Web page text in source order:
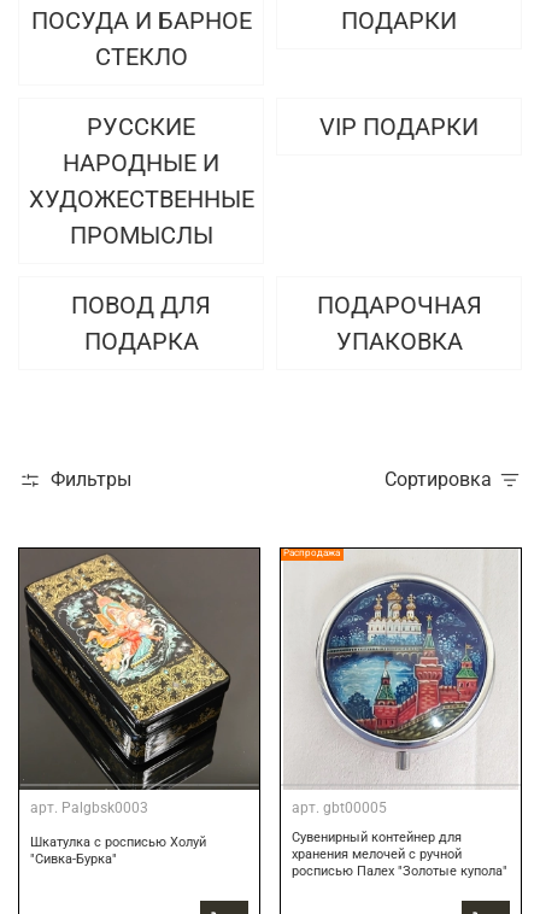
ПОСУДА И БАРНОЕ
СТЕКЛО
ПОДАРКИ
РУССКИЕ
НАРОДНЫЕ И
ХУДОЖЕСТВЕННЫЕ
ПРОМЫСЛЫ
VIP ПОДАРКИ
ПОВОД ДЛЯ
ПОДАРКА
ПОДАРОЧНАЯ
УПАКОВКА
Фильтры Сортировка
арт. Palgbsk0003
Шкатулка с росписью Холуй
"Сивка-Бурка"
Распродажа
арт. gbt00005
Сувенирный контейнер для
хранения мелочей с ручной
росписью Палех "Золотые купола"